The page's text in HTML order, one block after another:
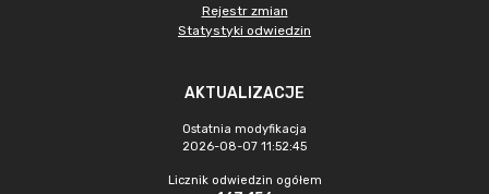
Rejestr zmian
Statystyki odwiedzin
AKTUALIZACJE
Ostatnia modyfikacja
2026-08-07 11:52:45
Licznik odwiedzin ogółem